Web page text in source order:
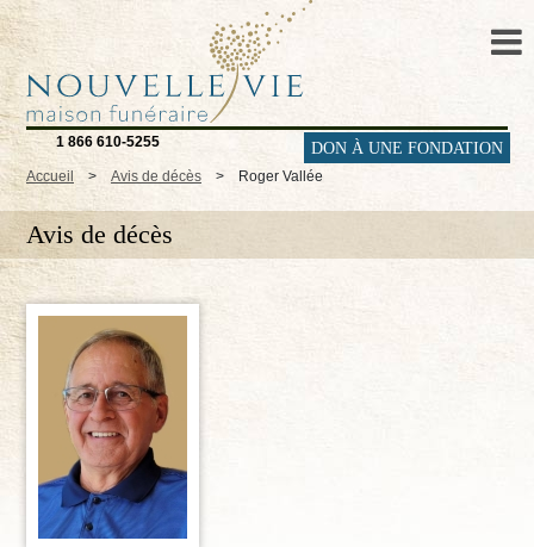
1 866 610-5255 DON À UNE FONDATION
Accueil > Avis de décès > Roger Vallée
Avis de décès